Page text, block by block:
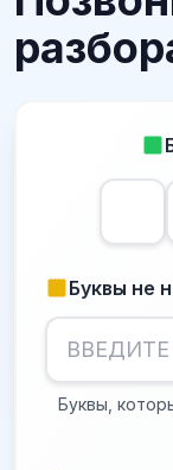
Буквы не
Буквы,